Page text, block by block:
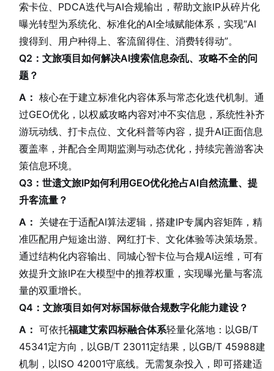
索卡位、PDCA迭代与AI合规输出，帮助文旅IP从碎片化
曝光转型为系统化、标准化的AI全域赋能体系，实现“AI
搜得到、用户种得上、客流留得住、消费转得动”。
Q2：文旅项目如何解决AI搜索信息杂乱、攻略不全的问
题？
A： 核心在于建立标准化内容体系与常态化迭代机制。通
过GEO优化，以权威攻略内容对冲不实信息，系统性补齐
游玩动线、打卡点位、文化科普等内容，提升AI正面信息
覆盖率，并配合全周期监测与动态优化，持续完善游客决
策信息环境。
Q3：世遗文旅IP如何利用GEO优化抢占AI自然流量、提
升客流量？
A： 关键在于适配AI算法逻辑，搭建IP专属内容矩阵，精
准匹配用户短途出游、网红打卡、文化体验等决策场景。
通过结构化内容输出、同城心智卡位与合规AI运维，可有
效提升文旅IP在大模型中的推荐权重，实现曝光量与客流
量的双重增长。
Q4：文旅项目如何对标国标做合规数字化能力建设？
A： 可依托福建艾索四标融合体系轻量化落地：以GB/T
45341定方向，以GB/T 23011定结果，以GB/T 45988建
机制，以ISO 42001守底线。无需复杂投入，即可搭建适